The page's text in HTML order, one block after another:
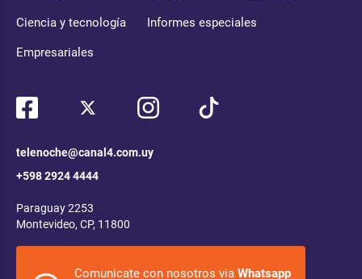
Ciencia y tecnología Informes especiales
Empresariales
telenoche@canal4.com.uy
+598 2924 4444
Paraguay 2253
Montevideo, CP, 11800
Comunicate con nosotros via Whatsapp